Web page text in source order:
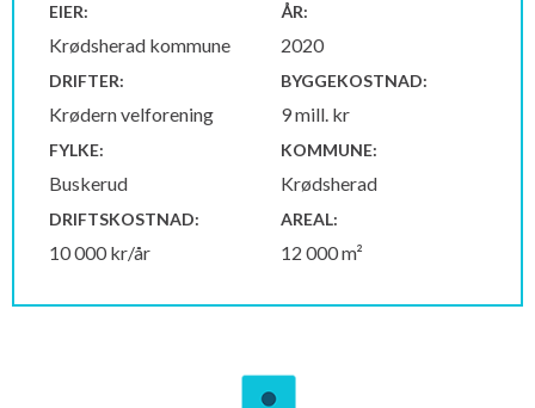
EIER:
Krødsherad kommune
ÅR:
2020
DRIFTER:
Krødern velforening
BYGGEKOSTNAD:
9 mill. kr
FYLKE:
Buskerud
KOMMUNE:
Krødsherad
DRIFTSKOSTNAD:
10 000 kr/år
AREAL:
12 000 m²